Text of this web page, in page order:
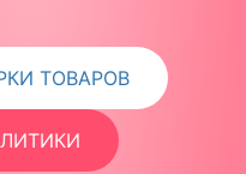
ТОВАРОВ